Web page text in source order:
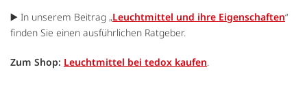
▶️ In unserem Beitrag „Leuchtmittel und ihre Eigenschaften“
finden Sie einen ausführlichen Ratgeber.
Zum Shop: Leuchtmittel bei tedox kaufen.